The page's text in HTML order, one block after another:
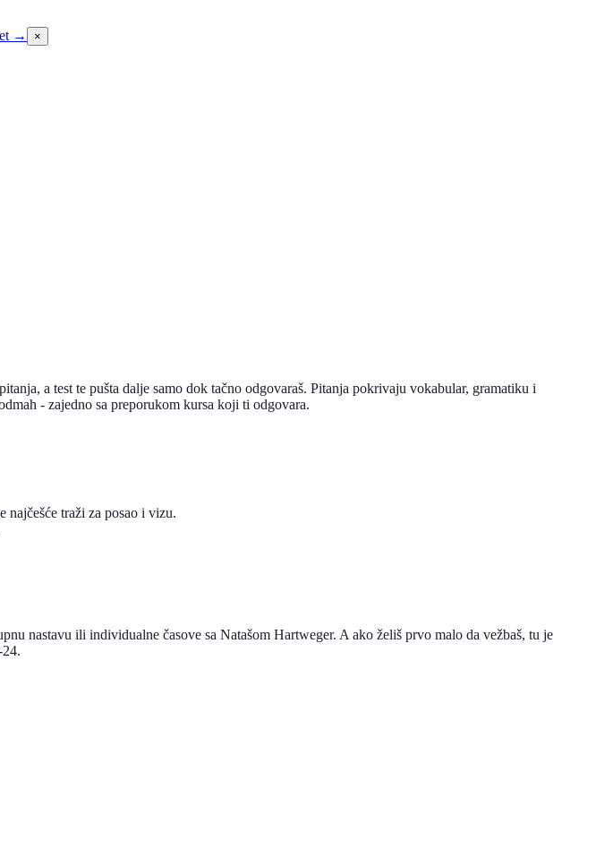
a test te pušta dalje samo dok tačno odgovaraš. Pitanja pokrivaju vokabular, gramatiku i
- zajedno sa preporukom kursa koji ti odgovara.
traži za posao i vizu.
nastavu ili individualne časove sa Natašom Hartweger. A ako želiš prvo malo da vežbaš, tu je